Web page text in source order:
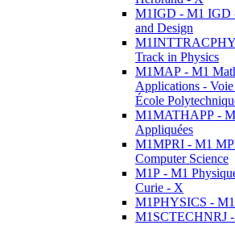
M1IGD - M1 IGD
and Design
Track in Physics
M1MAP - M1
Applications - Voie
École
M1MATHAPP -
Appliquées
M1MPRI - M1
Computer Science
M1P - M1
Curie - X
M1PHYSICS -
M1SCTECHNRJ -